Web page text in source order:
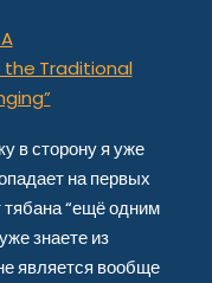
Traditional
в сторону я уже
на первых
тябана “ещё одним
знаете из
является вообще